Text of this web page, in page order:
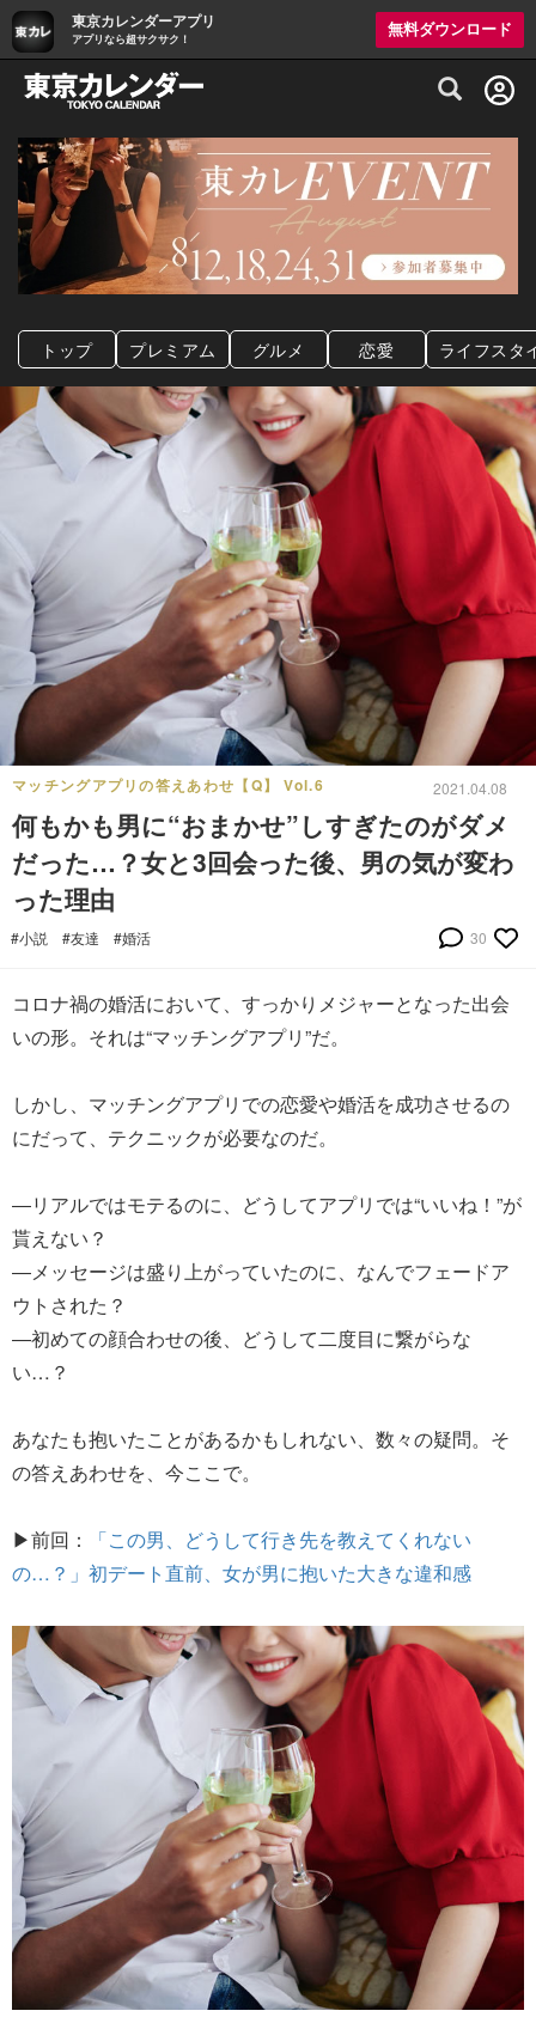
東京カレンダーアプリ
アプリなら超サクサク！
無料ダウンロード
グルメ情報・プレミアムレストラン予約
トップ プレミアム グルメ 恋愛 ライフスタ
マッチングアプリの答えあわせ【Q】 Vol.6 2021.04.08
何もかも男に“おまかせ”しすぎたのがダメ
だった…？女と3回会った後、男の気が変わ
った理由
#小説 #友達 #婚活 30
コロナ禍の婚活において、すっかりメジャーとなった出会
いの形。それは“マッチングアプリ”だ。
しかし、マッチングアプリでの恋愛や婚活を成功させるの
にだって、テクニックが必要なのだ。
―リアルではモテるのに、どうしてアプリでは“いいね！”が
貰えない？
―メッセージは盛り上がっていたのに、なんでフェードア
ウトされた？
―初めての顔合わせの後、どうして二度目に繋がらな
い…？
あなたも抱いたことがあるかもしれない、数々の疑問。そ
の答えあわせを、今ここで。
▶前回：
「この男、どうして行き先を教えてくれない
の…？」初デート直前、女が男に抱いた大きな違和感